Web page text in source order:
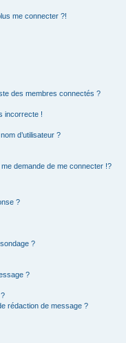
me connecter ?!
des membres connectés ?
incorrecte !
d’utilisateur ?
demande de me connecter !?
?
?
?
rédaction de message ?